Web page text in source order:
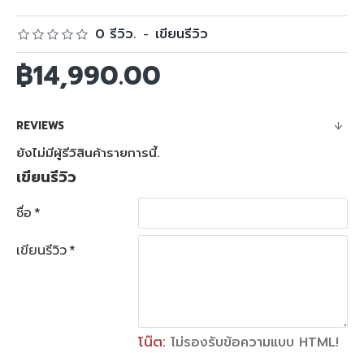
0 รีวิว. - เขียนรีวิว
฿14,990.00
REVIEWS
ยังไม่มีผู้รีวิสินค้ารายการนี้.
เขียนรีวิว
ชื่อ
เขียนรีวิว
โน๊ต: ไม่รองรับข้อความแบบ HTML!